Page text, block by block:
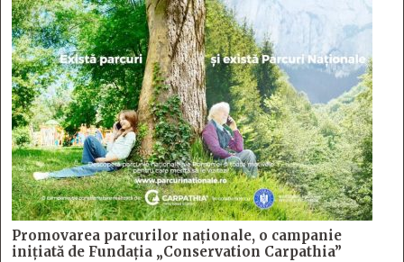
Promovarea parcurilor naționale, o campanie
inițiată de Fundația „Conservation Carpathia”